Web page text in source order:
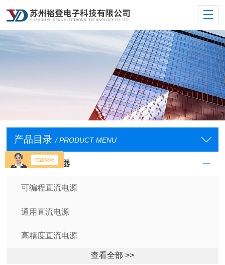
产品目录 / PRODUCT MENU
直流电源供应器
可编程直流电源
通用直流电源
高精度直流电源
查看全部 >>